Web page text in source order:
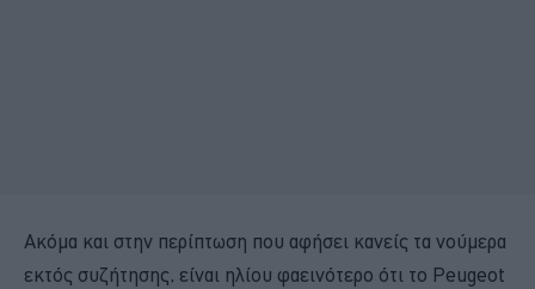
Ακόμα και στην περίπτωση που αφήσει κανείς τα νούμερα
εκτός συζήτησης, είναι ηλίου φαεινότερο ότι το Peugeot